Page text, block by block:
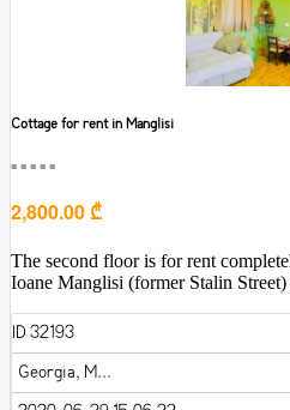
Cottage for rent in Manglisi
■■■■■
2,800.00 ₾
The second floor is for rent
Ioane Manglisi (former Stalin
ID 32193
Georgia, M...